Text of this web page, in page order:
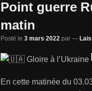
Point guerre
matin
Posté le 3 mars 2022 par —
Gloire à l’Ukraine
En cette matinée du